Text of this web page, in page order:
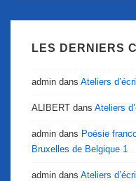
LES DERNIERS
admin dans Ateliers
ALIBERT dans Ateliers
admin dans Poésie
Bruxelles de Belgique 1
admin dans Ateliers